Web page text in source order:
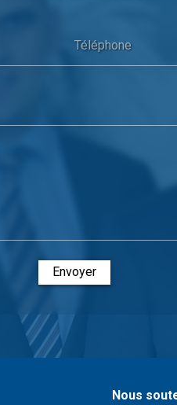
Téléphone
Envoyer
Nous